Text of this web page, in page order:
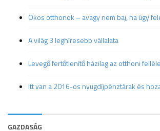
Okos otthonok – avagy nem baj, ha úgy
A világ 3 leghíresebb vállalata
Levegő fertőtlenítő házilag az otthoni
Itt van a 2016-os nyugdíjpénztárak és
GAZDASÁG